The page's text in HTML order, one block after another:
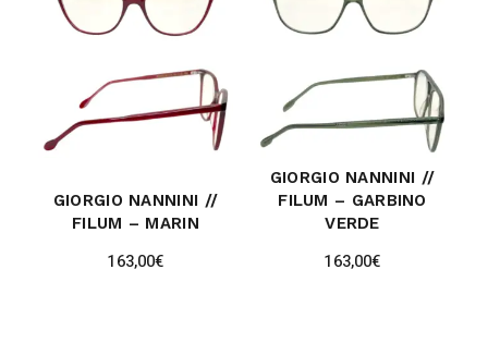
GIORGIO NANNINI //
FILUM – MARIN
163,00€
GIORGIO NANNINI //
FILUM – GARBINO
VERDE
163,00€